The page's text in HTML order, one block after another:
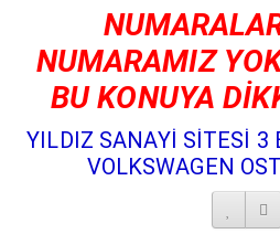
NUMARAMIZ
BU KONUYA
YILDIZ SANAYİ SİTESİ 3
VOLKSWAGEN